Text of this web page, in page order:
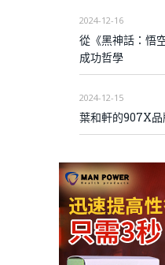
2024-12-16
從《黑神話：悟
成功哲學
2024-12-15
葉和軒的907X